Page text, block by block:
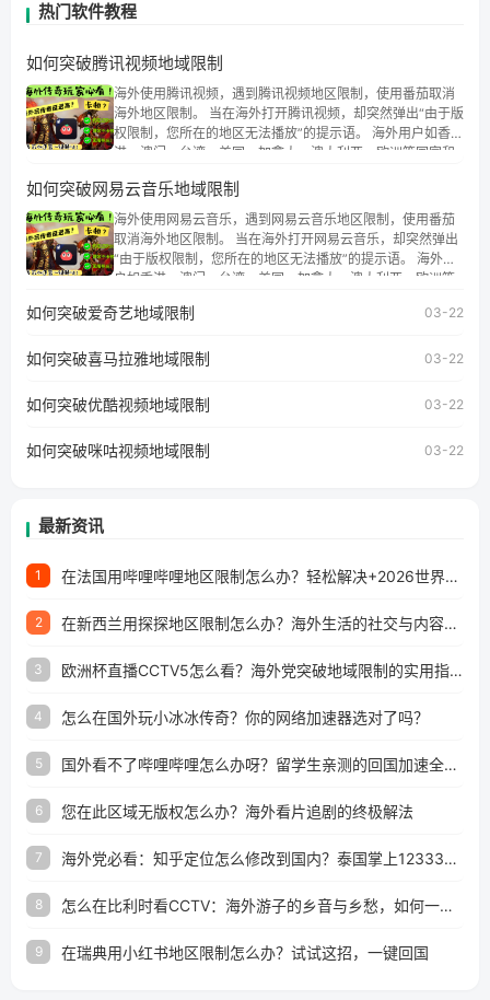
热门软件教程
如何突破腾讯视频地域限制
海外使用腾讯视频，遇到腾讯视频地区限制，使用番茄取消
海外地区限制。 当在海外打开腾讯视频，却突然弹出“由于版
权限制，您所在的地区无法播放”的提示语。 海外用户如香
港、澳门、台湾、美国、加拿大、澳大利亚、欧洲等国家和
权限制问题，且仅能在中国大陆地区播放。 遇到这个问题的
朋友们，使用番茄回国加速器，即可解决「海外用户收听腾
讯视频地区版权限制」的问题，无论人在香港、澳门、台
湾、美国、加拿大、澳大利亚、欧洲等国家和地区工作、留
学、定居等，都可以使用，不再因地区和版权限制所困扰。
如何突破网易云音乐地域限制
海外使用网易云音乐，遇到网易云音乐地区限制，使用番茄
取消海外地区限制。 当在海外打开网易云音乐，却突然弹出
“由于版权限制，您所在的地区无法播放”的提示语。 海外用
户如香港、澳门、台湾、美国、加拿大、澳大利亚、欧洲等
地区及版权限制问题，且仅能在中国大陆地区播放。 遇到这
户收听网易云音乐地区版权限制」的问题，无论人在香港、
工作、留学、定居等，都可以使用，不再因地区和版权限制
所困扰。
如何突破爱奇艺地域限制 03-22
如何突破喜马拉雅地域限制 03-22
如何突破优酷视频地域限制 03-22
如何突破咪咕视频地域限制 03-22
最新资讯
1 在法国用哔哩哔哩地区限制怎么办？轻松解决+2026世界杯看球攻略
2 在新西兰用探探地区限制怎么办？海外生活的社交与内容之困
3 欧洲杯直播CCTV5怎么看？海外党突破地域限制的实用指南
4 怎么在国外玩小冰冰传奇？你的网络加速器选对了吗？
5 国外看不了哔哩哔哩怎么办呀？留学生亲测的回国加速全攻略（含酷我音乐渤海银行解决方法）
6 您在此区域无版权怎么办？海外看片追剧的终极解法
7 海外党必看：知乎定位怎么修改到国内？泰国掌上12333、印度天府通难题全解决！
8 怎么在比利时看CCTV：海外游子的乡音与乡愁，如何一键连接？
9 在瑞典用小红书地区限制怎么办？试试这招，一键回国